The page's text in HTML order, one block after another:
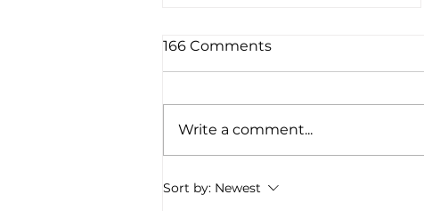
The Architecture of Hope:
166 Comments
Write a comment...
Sort by: Newest